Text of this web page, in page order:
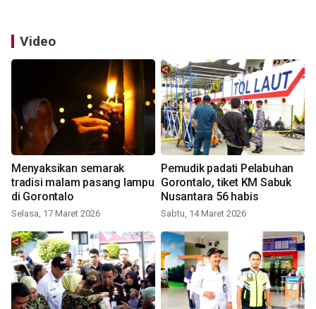
Video
Menyaksikan semarak
tradisi malam pasang lampu
di Gorontalo
Selasa, 17 Maret 2026
Pemudik padati Pelabuhan
Gorontalo, tiket KM Sabuk
Nusantara 56 habis
Sabtu, 14 Maret 2026